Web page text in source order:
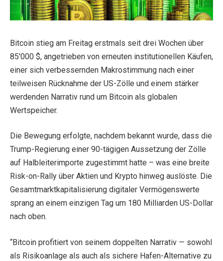
Bitcoin stieg am Freitag erstmals seit drei Wochen über
85'000 $, angetrieben von erneuten institutionellen Käufen,
einer sich verbessernden Makrostimmung nach einer
teilweisen Rücknahme der US-Zölle und einem stärker
werdenden Narrativ rund um Bitcoin als globalen
Wertspeicher.
Die Bewegung erfolgte, nachdem bekannt wurde, dass die
Trump-Regierung einer 90-tägigen Aussetzung der Zölle
auf Halbleiterimporte zugestimmt hatte – was eine breite
Risk-on-Rally über Aktien und Krypto hinweg auslöste. Die
Gesamtmarktkapitalisierung digitaler Vermögenswerte
sprang an einem einzigen Tag um 180 Milliarden US-Dollar
nach oben.
“Bitcoin profitiert von seinem doppelten Narrativ — sowohl
als Risikoanlage als auch als sichere Hafen-Alternative zu